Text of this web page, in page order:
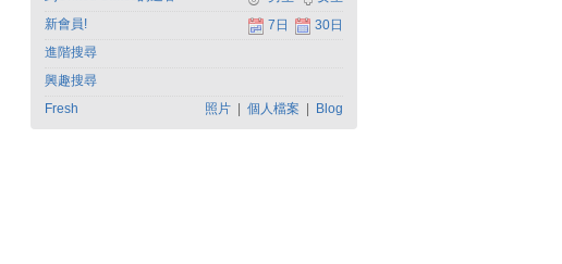
新會員!
30日
7日
進階搜尋
興趣搜尋
Fresh
照片 個人檔案 Blog